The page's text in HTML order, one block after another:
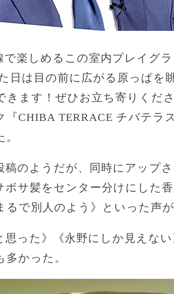
で楽しめるこの室内プレイグ
日は目の前に広がる原っぱを
きます！ぜひお立ち寄りくだ
『CHIBA TERRACE チバテラ
稿のようだが、同時にアップ
ボサ髪をセンター分けにした
るで別人のよう》といった声が
思った》《永野にしか見えな
かった。